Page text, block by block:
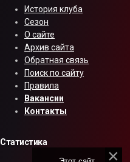
История клуба
Сезон
О сайте
Архив сайта
Обратная связь
Поиск по сайту
Правила
Вакансии
Контакты
Статистика